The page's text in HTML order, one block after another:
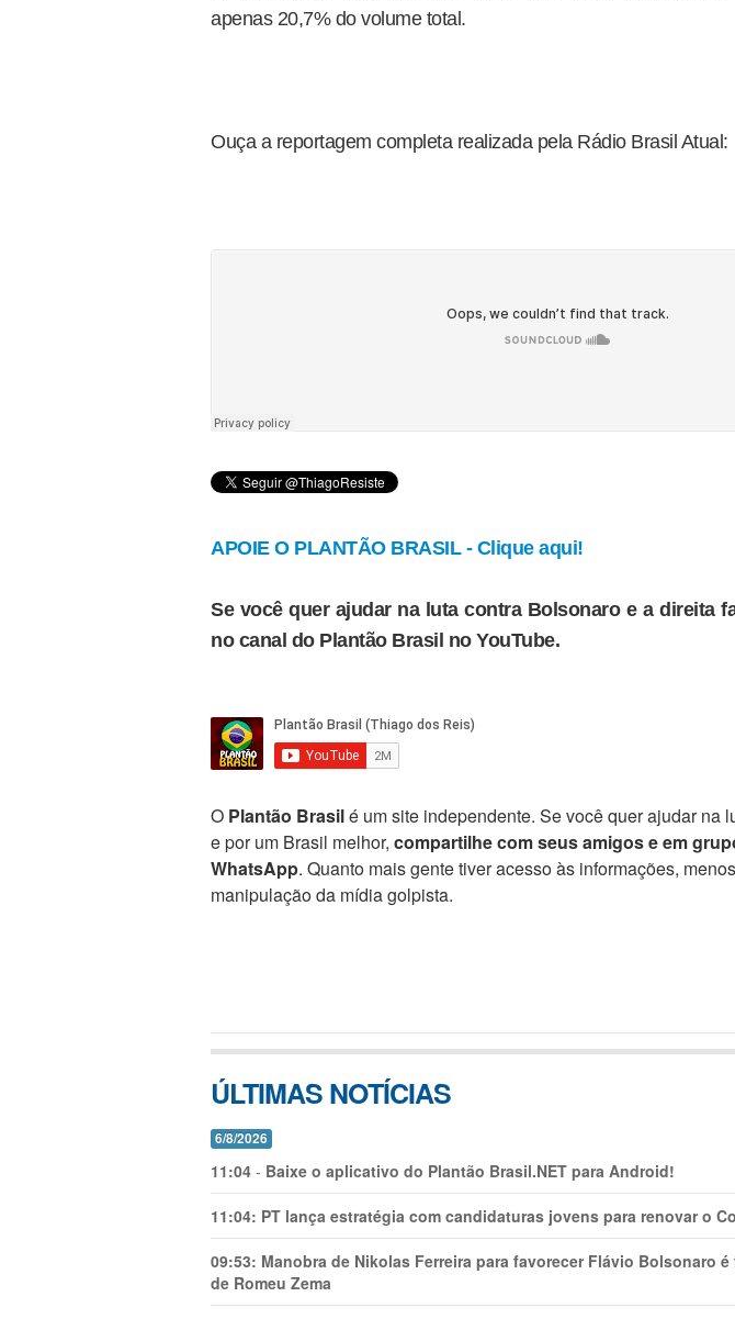
apenas 20,7% do volume total.
Ouça a reportagem completa realizada pela Rádio Brasil Atual:
APOIE O PLANTÃO BRASIL - Clique aqui!
Se você quer ajudar na luta contra Bolsonaro e a direita
no canal do Plantão Brasil no YouTube.
O Plantão Brasilé um site independente. Se você quer ajudar na
e por um Brasil melhor, compartilhe com seus amigos e em
WhatsApp. Quanto mais gente tiver acesso às informações,
manipulação da mídia golpista.
ÚLTIMAS NOTÍCIAS
6/8/2026
11:04 - Baixe o aplicativo do Plantão Brasil.NET para Android!
11:04: PT lança estratégia com candidaturas jovens para renovar o
09:53: Manobra de Nikolas Ferreira para favorecer Flávio Bolsonaro
de Romeu Zema